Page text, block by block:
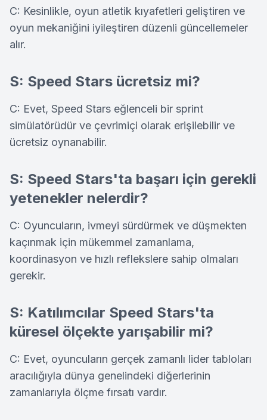
C: Kesinlikle, oyun atletik kıyafetleri geliştiren ve
oyun mekaniğini iyileştiren düzenli güncellemeler
alır.
S: Speed Stars ücretsiz mi?
C: Evet, Speed Stars eğlenceli bir sprint
simülatörüdür ve çevrimiçi olarak erişilebilir ve
ücretsiz oynanabilir.
S: Speed Stars'ta başarı için gerekli
yetenekler nelerdir?
C: Oyuncuların, ivmeyi sürdürmek ve düşmekten
kaçınmak için mükemmel zamanlama,
koordinasyon ve hızlı reflekslere sahip olmaları
gerekir.
S: Katılımcılar Speed Stars'ta
küresel ölçekte yarışabilir mi?
C: Evet, oyuncuların gerçek zamanlı lider tabloları
aracılığıyla dünya genelindeki diğerlerinin
zamanlarıyla ölçme fırsatı vardır.